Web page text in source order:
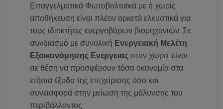
Επαγγελματικά Φωτοβολταϊκά με ή χωρίς
αποθήκευση είναι πλέον αρκετά ελκυστικά για
τους ιδιοκτήτες ενεργοβόρων βιομηχανιών. Σε
συνδιασμό με συνολική Ενεργειακή Μελέτη
Εξοικονόμησης Ενέργειαςστον χώρο, είναι
σε θέση να προσφέρουν τόσο οκονομία στα
ετήσια έξοδα της επιχείρισης όσο και
συνεισφορά στην μείωση της μόλυνσης του
περιβάλλοντος.